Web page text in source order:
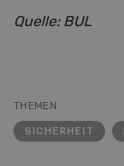
Quelle: BUL
THEMEN
SICHERHEIT